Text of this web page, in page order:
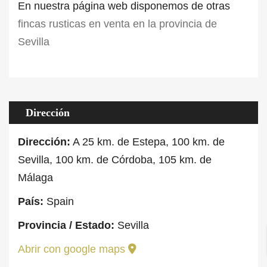
En nuestra página web disponemos de otras
fincas rusticas en venta en la provincia de
Sevilla
Dirección
Dirección: A 25 km. de Estepa, 100 km. de
Sevilla, 100 km. de Córdoba, 105 km. de
Málaga
País: Spain
Provincia / Estado: Sevilla
Abrir con google maps